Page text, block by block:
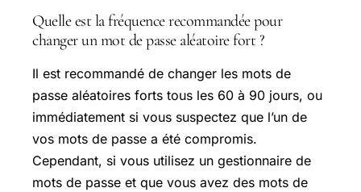
Quelle est la fréquence recommandée pour
changer un mot de passe aléatoire fort ?
Il est recommandé de changer les mots de
passe aléatoires forts tous les 60 à 90 jours, ou
immédiatement si vous suspectez que l’un de
vos mots de passe a été compromis.
Cependant, si vous utilisez un gestionnaire de
mots de passe et que vous avez des mots de